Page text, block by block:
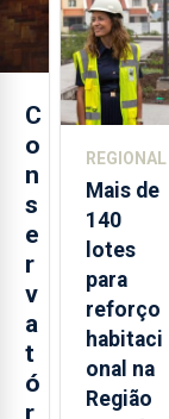
C
o
n
s
e
r
v
a
t
ó
Açores
REGIONAL
Mais de
140
lotes
para
reforço
habitaci
onal na
Região